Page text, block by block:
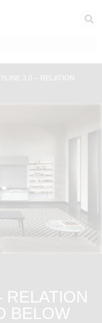
3.0 – RELATION
RELATION
BELOW